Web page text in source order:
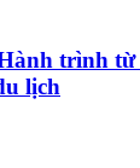
trình từ
lịch